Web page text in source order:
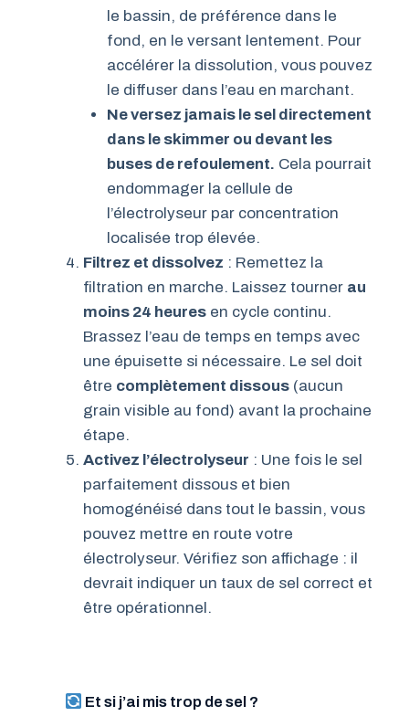
le bassin, de préférence dans le
fond, en le versant lentement. Pour
accélérer la dissolution, vous pouvez
le diffuser dans l’eau en marchant.
Ne versez jamais le sel directement
dans le skimmer ou devant les
buses de refoulement. Cela pourrait
endommager la cellule de
l’électrolyseur par concentration
localisée trop élevée.
Filtrez et dissolvez : Remettez la
filtration en marche. Laissez tourner au
moins 24 heures en cycle continu.
Brassez l’eau de temps en temps avec
une épuisette si nécessaire. Le sel doit
être complètement dissous (aucun
grain visible au fond) avant la prochaine
étape.
Activez l’électrolyseur : Une fois le sel
parfaitement dissous et bien
homogénéisé dans tout le bassin, vous
pouvez mettre en route votre
électrolyseur. Vérifiez son affichage : il
devrait indiquer un taux de sel correct et
être opérationnel.
Et si j’ai mis trop de sel ?